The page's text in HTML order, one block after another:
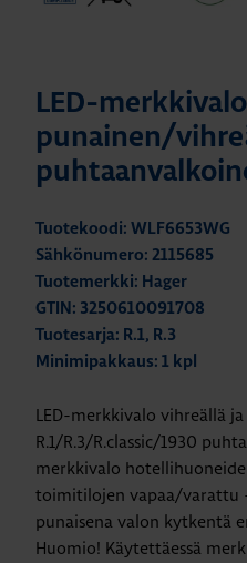
LED-
punainen/
Tuotekoodi: WLF6653WG
Sähkönumero: 2115685
Tuotemerkki: Hager
GTIN: 3250610091708
Tuotesarja: R.1, R.3
Minimipakkaus: 1 kpl
LED-merkkivalo vihreällä
R.1/R.3/R.classic/1930
merkkivalo
toimitilojen vapaa/varattu
punaisena valon kytkentä
Huomio! Käytettäessä